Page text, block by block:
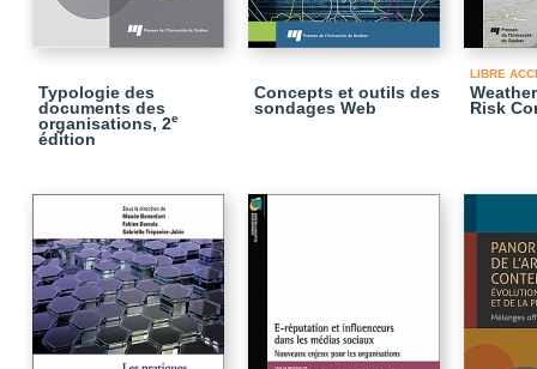
Typologie des
documents des
organisations, 2e
édition
Concepts et outils des
sondages Web
LIBRE
Risk